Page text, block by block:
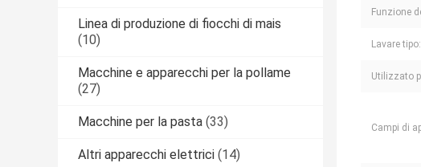
Linea di produzione di fiocchi di mais
(10)
Macchine e apparecchi per la pollame
(27)
Macchine per la pasta (33)
Altri apparecchi elettrici (14)
Funzione
Lavare tipo:
Utilizzato
Campi di